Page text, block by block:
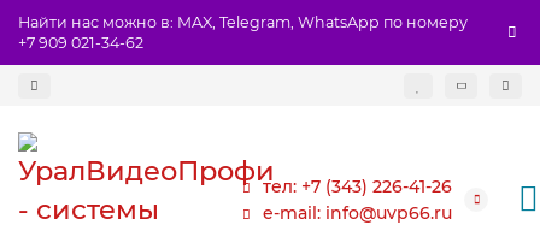
Найти нас можно в: MAX, Telegram, WhatsApp по номеру
+7 909 021-34-62
тел: +7 (343) 226-41-26
e-mail: info@uvp66.ru